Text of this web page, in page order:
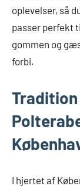
oplevelser, så
passer perfekt
gommen og
forbi.
I hjertet af